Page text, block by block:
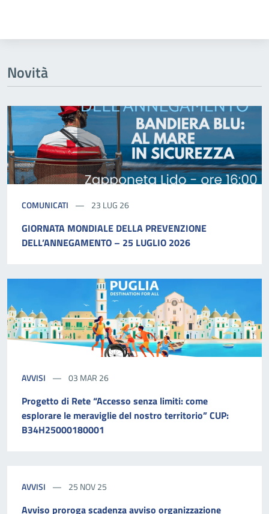
Novità
COMUNICATI 23 LUG 26
GIORNATA MONDIALE DELLA PREVENZIONE
DELL’ANNEGAMENTO – 25 LUGLIO 2026
AVVISI 03 MAR 26
Progetto di Rete “Accesso senza limiti: come
esplorare le meraviglie del nostro territorio” CUP:
B34H25000180001
AVVISI 25 NOV 25
Avviso proroga scadenza avviso organizzazione